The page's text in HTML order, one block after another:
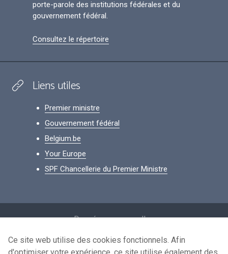
porte-parole des institutions fédérales et du
gouvernement fédéral.
Consultez le répertoire
Liens utiles
Premier ministre
Gouvernement fédéral
Belgium.be
Your Europe
SPF Chancellerie du Premier Ministre
Données personnelles
Conditions de réutilisation
Ce site web utilise des cookies fonctionnels. Afin